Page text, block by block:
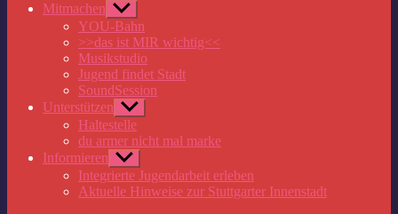
Mitmachen Untermenü
anzeigen
YOU-Bahn
>>das ist MIR wichtig<<
Musikstudio
Jugend findet Stadt
SoundSession
Unterstützen Untermenü
anzeigen
Haltestelle
du armer nicht mal marke
Informieren Untermenü
anzeigen
Integrierte Jugendarbeit erleben
Aktuelle Hinweise zur Stuttgarter Innenstadt